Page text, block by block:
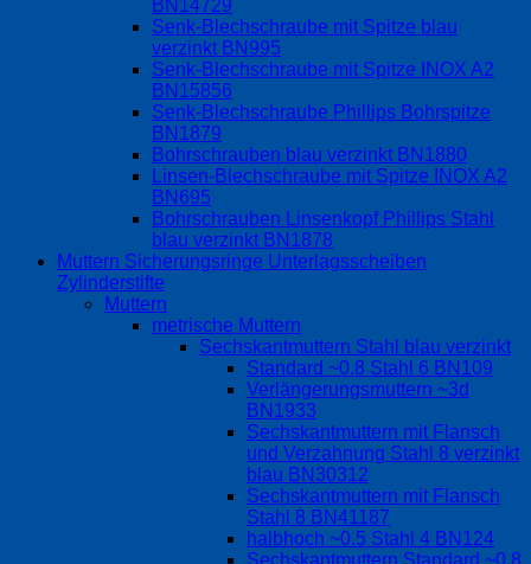
BN14729
Senk-Blechschraube mit Spitze blau
verzinkt BN995
Senk-Blechschraube mit Spitze INOX A2
BN15856
Senk-Blechschraube Phillips Bohrspitze
BN1879
Bohrschrauben blau verzinkt BN1880
Linsen-Blechschraube mit Spitze INOX A2
BN695
Bohrschrauben Linsenkopf Phillips Stahl
blau verzinkt BN1878
Muttern Sicherungsringe Unterlagsscheiben
Zylinderstifte
Muttern
metrische Muttern
Sechskantmuttern Stahl blau verzinkt
Standard ~0.8 Stahl 6 BN109
Verlängerungsmuttern ~3d
BN1933
Sechskantmuttern mit Flansch
und Verzahnung Stahl 8 verzinkt
blau BN30312
Sechskantmuttern mit Flansch
Stahl 8 BN41187
halbhoch ~0.5 Stahl 4 BN124
Sechskantmuttern Standard ~0.8